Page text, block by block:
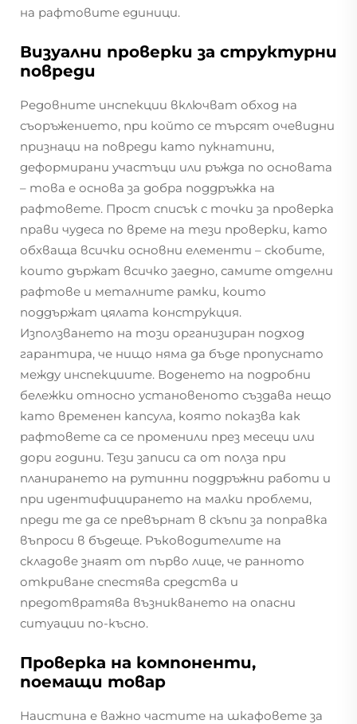
на рафтовите единици.
Визуални проверки за структурни
повреди
Редовните инспекции включват обход на
съоръжението, при който се търсят очевидни
признаци на повреди като пукнатини,
деформирани участъци или ръжда по основата
– това е основа за добра поддръжка на
рафтовете. Прост списък с точки за проверка
прави чудеса по време на тези проверки, като
обхваща всички основни елементи – скобите,
които държат всичко заедно, самите отделни
рафтове и металните рамки, които
поддържат цялата конструкция.
Използването на този организиран подход
гарантира, че нищо няма да бъде пропуснато
между инспекциите. Воденето на подробни
бележки относно установеното създава нещо
като временен капсула, която показва как
рафтовете са се променили през месеци или
дори години. Тези записи са от полза при
планирането на рутинни поддръжни работи и
при идентифицирането на малки проблеми,
преди те да се превърнат в скъпи за поправка
въпроси в бъдеще. Ръководителите на
складове знаят от първо лице, че ранното
откриване спестява средства и
предотвратява възникването на опасни
ситуации по-късно.
Проверка на компоненти,
поемащи товар
Наистина е важно частите на шкафовете за